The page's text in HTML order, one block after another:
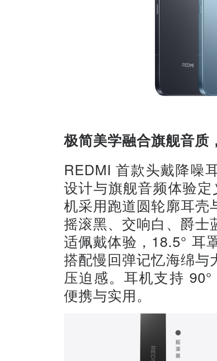
极简美学融合旗舰音质
REDMI 首款头戴降噪
设计与旗舰音频体验
机采用跑道圆轮廓耳
摇滚黑、交响白、爵
适佩戴体验，18.5° 耳
搭配慢回弹记忆海绵
压迫感。耳机支持
便携与实用。